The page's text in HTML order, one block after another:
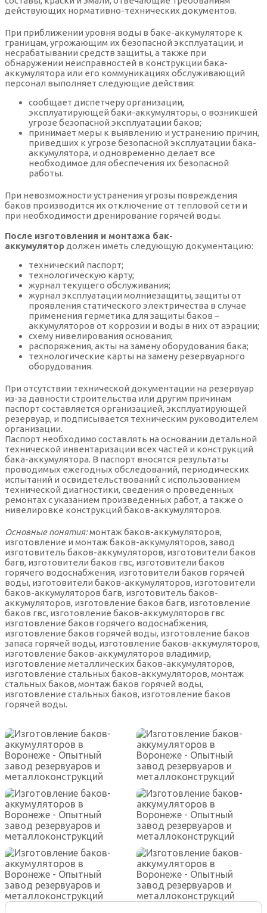
действующих нормативно-технических документов.
При приближении уровня воды в баке-аккумуляторе к
границам, угрожающим их безопасной эксплуатации, и
несрабатывании средств защиты, а также при
обнаружении неисправностей в конструкции бака-
аккумулятора или его коммуникациях обслуживающий
персонал выполняет следующие действия:
сообщает диспетчеру организации,
эксплуатирующей баки-аккумуляторы, о возникшей
угрозе безопасной эксплуатации баков;
принимает меры к выявлению и устранению причин,
приведших к угрозе безопасной эксплуатации бака-
аккумулятора, и одновременно делает все
необходимое для обеспечения их безопасной
работы.
При невозможности устранения угрозы повреждения
баков производится их отключение от тепловой сети и
при необходимости дренирование горячей воды.
После изготовления и монтажа бак-
аккумулятор должен иметь следующую документацию:
технический паспорт;
технологическую карту;
журнал текущего обслуживания;
журнал эксплуатации молниезащиты, защиты от
проявления статического электричества в случае
применения герметика для защиты баков –
аккумуляторов от коррозии и воды в них от аэрации;
схему нивелирования основания;
распоряжения, акты на замену оборудования бака;
технологические карты на замену резервуарного
оборудования.
При отсутствии технической документации на резервуар
из-за давности строительства или другим причинам
паспорт составляется организацией, эксплуатирующей
резервуар, и подписывается техническим руководителем
организации.
Паспорт необходимо составлять на основании детальной
технической инвентаризации всех частей и конструкций
бака-аккумулятора. В паспорт вносятся результаты
проводимых ежегодных обследований, периодических
испытаний и освидетельствований с использованием
технической диагностики, сведения о проведенных
ремонтах с указанием произведенных работ, а также о
нивелировке конструкций баков-аккумуляторов.
Основные понятия:монтаж баков-аккумуляторов,
изготовление и монтаж баков-аккумуляторов, завод
изготовитель баков-аккумуляторов, изготовители баков
багв, изготовители баков гвс, изготовители баков
горячего водоснабжения, изготовители баков горячей
воды, изготовители баков-аккумуляторов, изготовители
баков-аккумуляторов багв, изготовитель баков-
аккумуляторов, изготовление баков багв, изготовление
баков гвс, изготовление баков-аккумуляторов гвс
изготовление баков горячего водоснабжения,
изготовление баков горячей воды, изготовление баков
запаса горячей воды, изготовление баков-аккумуляторов,
изготовление баков-аккумуляторов владимир,
изготовление металлических баков-аккумуляторов,
изготовление стальных баков-аккумуляторов, монтаж
стальных баков, монтаж баков горячей воды,
изготовление стальных баков, изготовление баков
горячей воды.